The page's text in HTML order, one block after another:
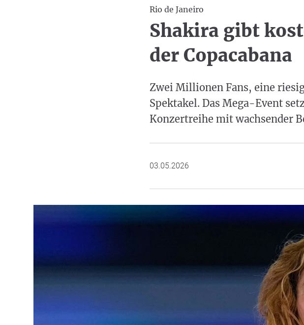
Rio de Janeiro
Shakira gibt
der Copacabana
Zwei Millionen Fans, eine
Spektakel. Das Mega-Event
Konzertreihe mit wachsender
03.05.2026